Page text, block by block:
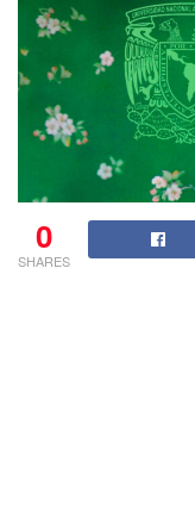
0
SHARES